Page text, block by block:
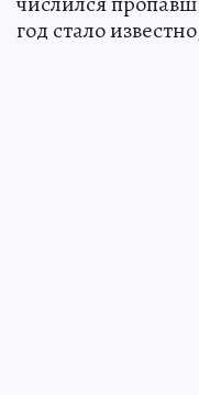
год стало